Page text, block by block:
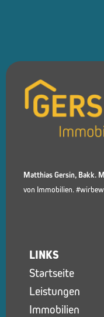
Matthias Gersin, Bakk.
von Immobilien.
LINKS
Startseite
Leistungen
Immobilien